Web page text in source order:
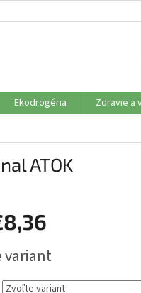
Ekodrogéria Zdravie a
ATOK
variant